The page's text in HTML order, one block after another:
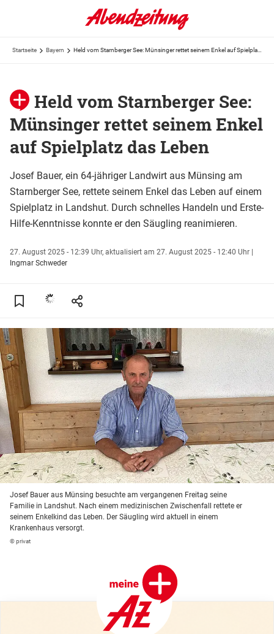
Startseite Bayern
Held vom Starnberger See:
Münsinger rettet seinem Enkel
auf Spielplatz das Leben
Josef Bauer, ein 64-jähriger Landwirt aus Münsing am
Starnberger See, rettete seinem Enkel das Leben auf einem
Spielplatz in Landshut. Durch schnelles Handeln und Erste-
Hilfe-Kenntnisse konnte er den Säugling reanimieren.
27. August 2025 - 12:39 Uhr, aktualisiert am 27. August 2025 - 12:40 Uhr |
Ingmar Schweder
Josef Bauer aus Münsing besuchte am vergangenen Freitag seine
Familie in Landshut. Nach einem medizinischen Zwischenfall rettete er
seinem Enkelkind das Leben. Der Säugling wird aktuell in einem
Krankenhaus versorgt.
© privat